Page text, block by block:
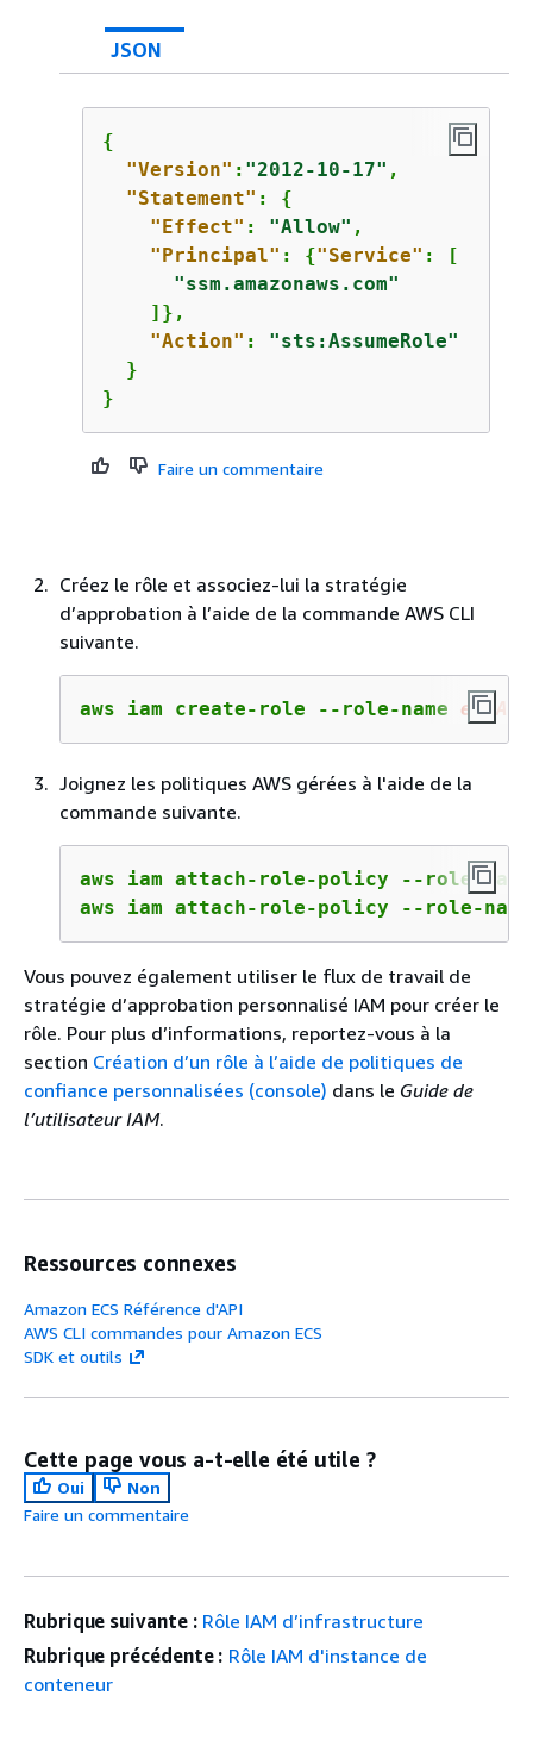
JSON
{
"Version" : "2012-10-17" ,
"Statement" : {
"Effect" : "Allow" ,
"Principal" : {"Service" : [
"ssm.amazonaws.com"
    ]},
"Action" : "sts:AssumeRole"
  }
}
Faire un commentaire
Créez le rôle et associez-lui la stratégie
d’approbation à l’aide de la commande AWS CLI
suivante.
aws iam create-role --role-name
Joignez les politiques AWS gérées à l'aide de la
commande suivante.
aws iam attach-role-policy --role-
aws iam attach-role-policy --role-
Vous pouvez également utiliser le flux de travail de
stratégie d’approbation personnalisé IAM pour créer le
rôle. Pour plus d’informations, reportez-vous à la
section Création d’un rôle à l’aide de politiques de
confiance personnalisées (console) dans le Guide de
l’utilisateur IAM.
Ressources connexes
Amazon ECS Référence d'API
AWS CLI commandes pour Amazon ECS
SDK et outils
Cette page vous a-t-elle été utile ?
Oui
Non
Faire un commentaire
Rubrique suivante : Rôle IAM d’infrastructure
Rubrique précédente : Rôle IAM d'instance de
conteneur